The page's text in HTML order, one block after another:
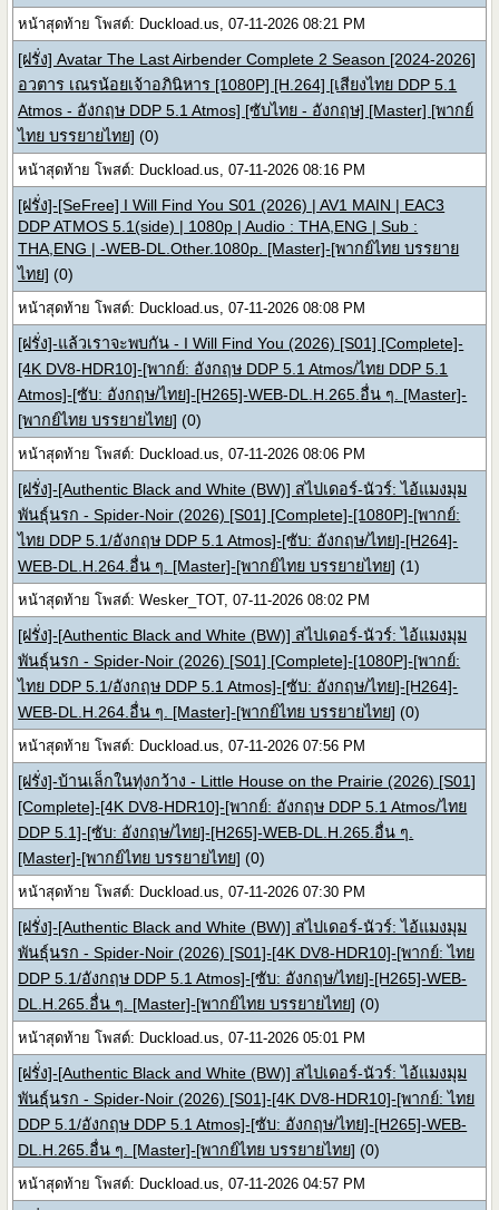
หน้าสุดท้าย โพสต์: Duckload.us, 07-11-2026 08:21 PM
[ฝรั่ง] Avatar The Last Airbender Complete 2 Season [2024-2026]
อวตาร เณรน้อยเจ้าอภินิหาร [1080P] [H.264] [เสียงไทย DDP 5.1
Atmos - อังกฤษ DDP 5.1 Atmos] [ซับไทย - อังกฤษ] [Master] [พากย์
ไทย บรรยายไทย] (0)
หน้าสุดท้าย โพสต์: Duckload.us, 07-11-2026 08:16 PM
[ฝรั่ง]-[SeFree] I Will Find You S01 (2026) | AV1 MAIN | EAC3
DDP ATMOS 5.1(side) | 1080p | Audio : THA,ENG | Sub :
THA,ENG | -WEB-DL.Other.1080p. [Master]-[พากย์ไทย บรรยาย
ไทย] (0)
หน้าสุดท้าย โพสต์: Duckload.us, 07-11-2026 08:08 PM
[ฝรั่ง]-แล้วเราจะพบกัน - I Will Find You (2026) [S01] [Complete]-
[4K DV8-HDR10]-[พากย์: อังกฤษ DDP 5.1 Atmos/ไทย DDP 5.1
Atmos]-[ซับ: อังกฤษ/ไทย]-[H265]-WEB-DL.H.265.อื่น ๆ. [Master]-
[พากย์ไทย บรรยายไทย] (0)
หน้าสุดท้าย โพสต์: Duckload.us, 07-11-2026 08:06 PM
[ฝรั่ง]-[Authentic Black and White (BW)] สไปเดอร์-นัวร์: ไอ้แมงมุม
พันธุ์นรก - Spider-Noir (2026) [S01] [Complete]-[1080P]-[พากย์:
ไทย DDP 5.1/อังกฤษ DDP 5.1 Atmos]-[ซับ: อังกฤษ/ไทย]-[H264]-
WEB-DL.H.264.อื่น ๆ. [Master]-[พากย์ไทย บรรยายไทย] (1)
หน้าสุดท้าย โพสต์: Wesker_TOT, 07-11-2026 08:02 PM
[ฝรั่ง]-[Authentic Black and White (BW)] สไปเดอร์-นัวร์: ไอ้แมงมุม
พันธุ์นรก - Spider-Noir (2026) [S01] [Complete]-[1080P]-[พากย์:
ไทย DDP 5.1/อังกฤษ DDP 5.1 Atmos]-[ซับ: อังกฤษ/ไทย]-[H264]-
WEB-DL.H.264.อื่น ๆ. [Master]-[พากย์ไทย บรรยายไทย] (0)
หน้าสุดท้าย โพสต์: Duckload.us, 07-11-2026 07:56 PM
[ฝรั่ง]-บ้านเล็กในทุ่งกว้าง - Little House on the Prairie (2026) [S01]
[Complete]-[4K DV8-HDR10]-[พากย์: อังกฤษ DDP 5.1 Atmos/ไทย
DDP 5.1]-[ซับ: อังกฤษ/ไทย]-[H265]-WEB-DL.H.265.อื่น ๆ.
[Master]-[พากย์ไทย บรรยายไทย] (0)
หน้าสุดท้าย โพสต์: Duckload.us, 07-11-2026 07:30 PM
[ฝรั่ง]-[Authentic Black and White (BW)] สไปเดอร์-นัวร์: ไอ้แมงมุม
พันธุ์นรก - Spider-Noir (2026) [S01]-[4K DV8-HDR10]-[พากย์: ไทย
DDP 5.1/อังกฤษ DDP 5.1 Atmos]-[ซับ: อังกฤษ/ไทย]-[H265]-WEB-
DL.H.265.อื่น ๆ. [Master]-[พากย์ไทย บรรยายไทย] (0)
หน้าสุดท้าย โพสต์: Duckload.us, 07-11-2026 05:01 PM
[ฝรั่ง]-[Authentic Black and White (BW)] สไปเดอร์-นัวร์: ไอ้แมงมุม
พันธุ์นรก - Spider-Noir (2026) [S01]-[4K DV8-HDR10]-[พากย์: ไทย
DDP 5.1/อังกฤษ DDP 5.1 Atmos]-[ซับ: อังกฤษ/ไทย]-[H265]-WEB-
DL.H.265.อื่น ๆ. [Master]-[พากย์ไทย บรรยายไทย] (0)
หน้าสุดท้าย โพสต์: Duckload.us, 07-11-2026 04:57 PM